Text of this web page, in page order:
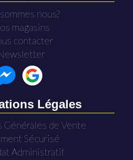
nous?
magasins
contacter
Légales
Générales de Vente
Sécurisé
Administratif